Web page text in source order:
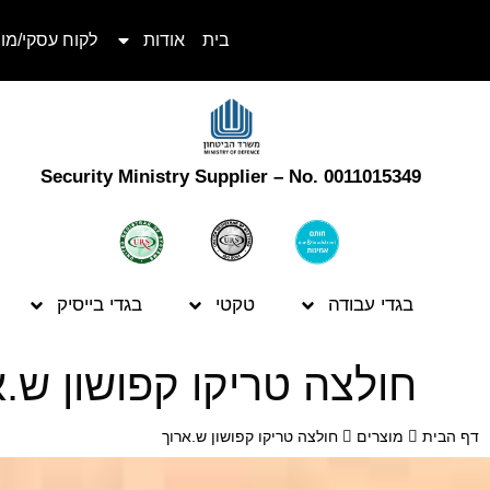
בית אודות לקוח עסקי/
Security Ministry Supplier – No. 0011015349
בגדי עבודה טקטי בגדי בייסיק
חולצה טריקו קפושון
דף הבית מוצרים חולצה טריקו קפושון ש.ארוך